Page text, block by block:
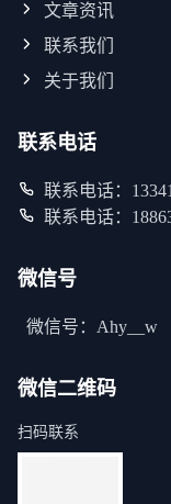
文章资讯
联系我们
关于我们
联系电话
联系电话：
联系电话：
微信号
微信号：Ahy__w
微信二维码
扫码联系